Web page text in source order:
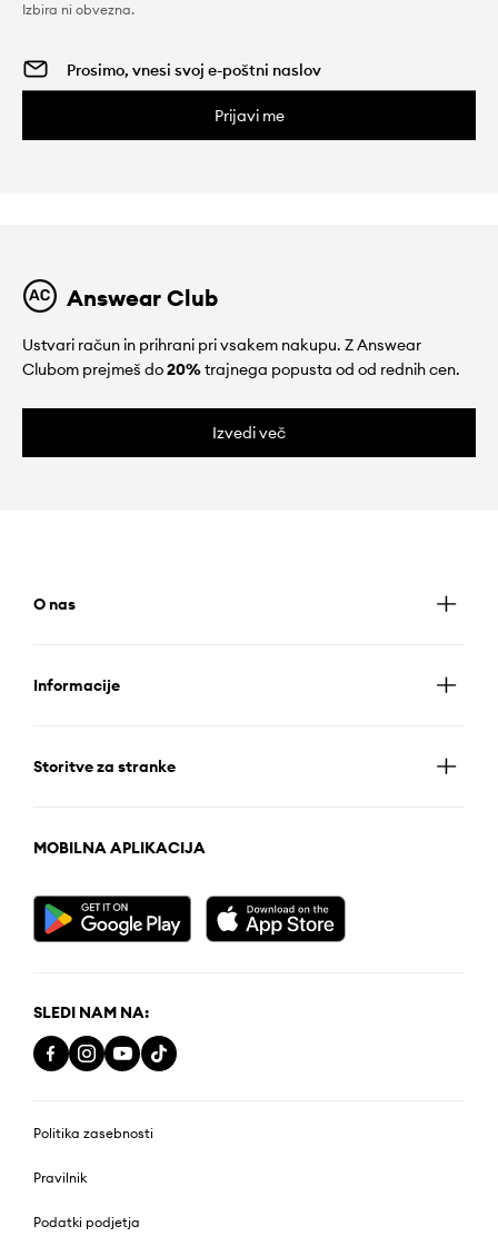
Izbira ni obvezna.
Prijavi me
Answear Club
Ustvari račun in prihrani pri vsakem nakupu. Z Answear
Clubom prejmeš do20%trajnega popusta od od rednih cen.
Izvedi več
O nas
Informacije
Storitve za stranke
MOBILNA APLIKACIJA
SLEDI NAM NA:
Politika zasebnosti
Pravilnik
Podatki podjetja